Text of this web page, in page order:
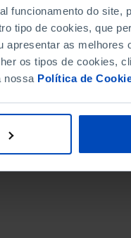
funcionamento do site,
tipo de cookies, que
apresentar as melhores
os tipos de cookies,
nossa Política de